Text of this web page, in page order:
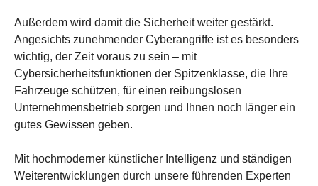
Außerdem wird damit die Sicherheit weiter gestärkt.
Angesichts zunehmender Cyberangriffe ist es besonders
wichtig, der Zeit voraus zu sein – mit
Cybersicherheitsfunktionen der Spitzenklasse, die Ihre
Fahrzeuge schützen, für einen reibungslosen
Unternehmensbetrieb sorgen und Ihnen noch länger ein
gutes Gewissen geben.
Mit hochmoderner künstlicher Intelligenz und ständigen
Weiterentwicklungen durch unsere führenden Experten